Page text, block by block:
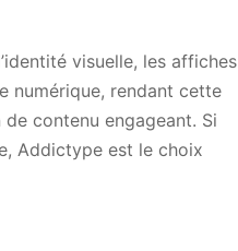
visuelle, les affiches
numérique, rendant cette
contenu engageant. Si
Addictype est le choix